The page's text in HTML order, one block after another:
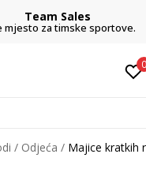
Team Sales
mjesto za timske sportove.
0
Odjeća Majice kratkih